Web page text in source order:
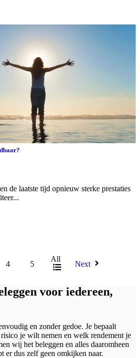
de laatste tijd opnieuw sterke prestaties
4 5
All
Next
voor iedereen,
en zonder gedoe. Je bepaalt
je wilt nemen en welk rendement je
wij het beleggen en alles daaromheen
er dus zelf geen omkijken naar.